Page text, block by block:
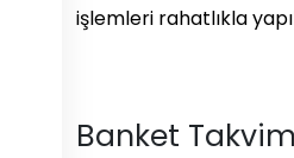
işlemleri rahatlıkla
Banket